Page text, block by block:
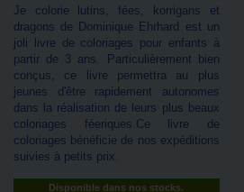
Je colorie lutins, fées, korrigans et
dragons de Dominique Ehrhard est un
joli livre de coloriages pour enfants à
partir de 3 ans. Particulièrement bien
conçus, ce livre permettra au plus
jeunes d'être rapidement autonomes
dans la réalisation de leurs plus beaux
coloriages féeriques.Ce livre de
coloriages bénéficie de nos expéditions
suivies à petits prix.
Disponible dans nos stocks.